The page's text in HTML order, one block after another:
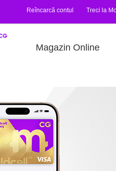
Reîncarcă contul Treci la
Magazin Online